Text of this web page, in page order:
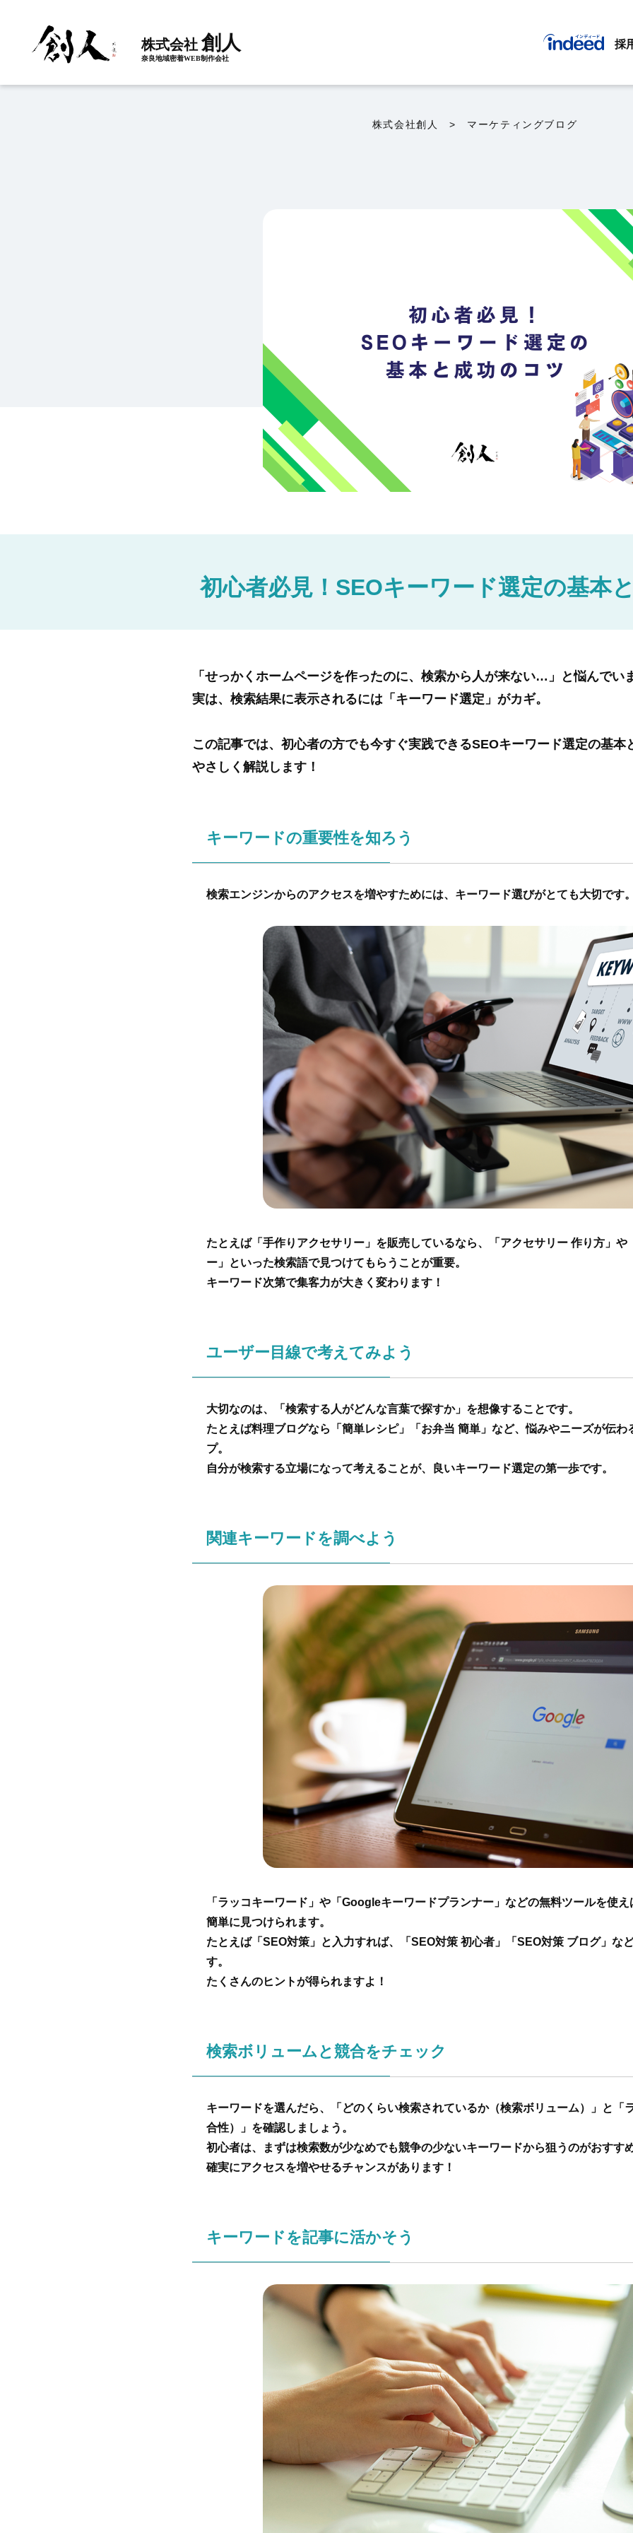
株式会社 創人
奈良地域密着WEB制作会社
採
INTERVIEW WORKS MARKETING
株式会社創人 > マーケティングブログ
初心者必見！SEOキーワード選定の基本
「せっかくホームページを作ったのに、検索から人が来ない…」と悩んでい
実は、検索結果に表示されるには「キーワード選定」がカギ。
この記事では、初心者の方でも今すぐ実践できるSEOキーワード選定の基本
やさしく解説します！
キーワードの重要性を知ろう
検索エンジンからのアクセスを増やすためには、キーワード選びがとても大切です。
たとえば「手作りアクセサリー」を販売しているなら、「アクセサリー 作り方」や
ー」といった検索語で見つけてもらうことが重要。
キーワード次第で集客力が大きく変わります！
ユーザー目線で考えてみよう
大切なのは、「検索する人がどんな言葉で探すか」を想像することです。
たとえば料理ブログなら「簡単レシピ」「お弁当 簡単」など、悩みやニーズが伝わ
プ。
自分が検索する立場になって考えることが、良いキーワード選定の第一歩です。
関連キーワードを調べよう
「ラッコキーワード」や「Googleキーワードプランナー」などの無料ツールを使
簡単に見つけられます。
たとえば「SEO対策」と入力すれば、「SEO対策 初心者」「SEO対策 ブログ」な
す。
たくさんのヒントが得られますよ！
検索ボリュームと競合をチェック
キーワードを選んだら、「どのくらい検索されているか（検索ボリューム）」と「
合性）」を確認しましょう。
初心者は、まずは検索数が少なめでも競争の少ないキーワードから狙うのがおすすめ
確実にアクセスを増やせるチャンスがあります！
キーワードを記事に活かそう